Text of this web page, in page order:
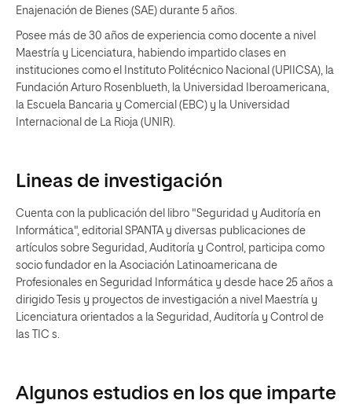
Enajenación de Bienes (SAE) durante 5 años.
Posee más de 30 años de experiencia como docente a nivel
Maestría y Licenciatura, habiendo impartido clases en
instituciones como el Instituto Politécnico Nacional (UPIICSA), la
Fundación Arturo Rosenblueth, la Universidad Iberoamericana,
la Escuela Bancaria y Comercial (EBC) y la Universidad
Internacional de La Rioja (UNIR).
Lineas de investigación
Cuenta con la publicación del libro "Seguridad y Auditoría en
Informática", editorial SPANTA y diversas publicaciones de
artículos sobre Seguridad, Auditoría y Control, participa como
socio fundador en la Asociación Latinoamericana de
Profesionales en Seguridad Informática y desde hace 25 años a
dirigido Tesis y proyectos de investigación a nivel Maestría y
Licenciatura orientados a la Seguridad, Auditoría y Control de
las TIC s.
Algunos estudios en los que imparte